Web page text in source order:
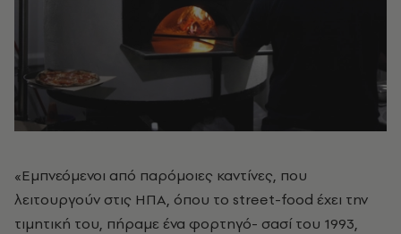
«Εμπνεόμενοι από παρόμοιες καντίνες, που
λειτουργούν στις ΗΠΑ, όπου το street-food έχει την
τιμητική του, πήραμε ένα φορτηγό- σασί του 1993,